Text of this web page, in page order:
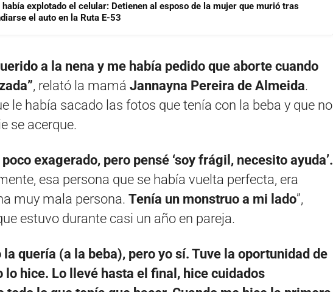
había explotado el celular: Detienen al esposo de la mujer que murió tras
el auto en la Ruta E-53
a la nena y me había pedido que aborte cuando
, relató la mamá Jannayna Pereira de Almeida.
le había sacado las fotos que tenía con la beba y que no
se acerque.
exagerado, pero pensé ‘soy frágil, necesito ayuda’.
esa persona que se había vuelta perfecta, era
muy mala persona. Tenía un monstruo a mi lado”,
estuvo durante casi un año en pareja.
la quería (a la beba), pero yo sí. Tuve la oportunidad de
lo hice. Lo llevé hasta el final, hice cuidados